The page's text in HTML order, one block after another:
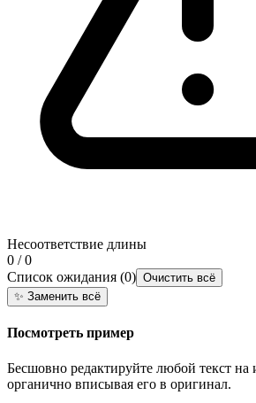
Несоответствие длины
0 / 0
Список ожидания (0) Очистить всё
✨ Заменить всё
Посмотреть пример
Бесшовно редактируйте любой текст на
органично вписывая его в оригинал.